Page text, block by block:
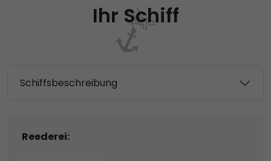
Ihr Schiff
Schiffsbeschreibung
Reederei: